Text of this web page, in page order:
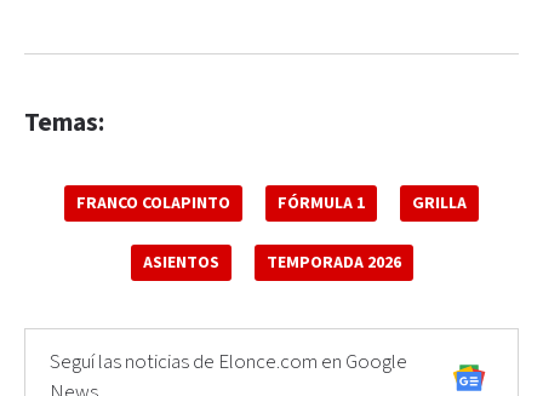
Temas:
FRANCO COLAPINTO FÓRMULA 1 GRILLA
ASIENTOS TEMPORADA 2026
Seguí las noticias de Elonce.com en Google